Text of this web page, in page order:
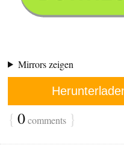
Mirrors zeigen
{ 0comments }